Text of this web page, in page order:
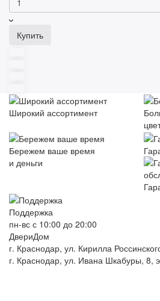
Купить
Широкий ассортимент
Бережем ваше время
и деньги
Поддержка
пн-вс с 10:00 до 20:00
ДвериДом
г. Краснодар, ул. Кирилла
г. Краснодар, ул. Ивана Шкабуры, 8,